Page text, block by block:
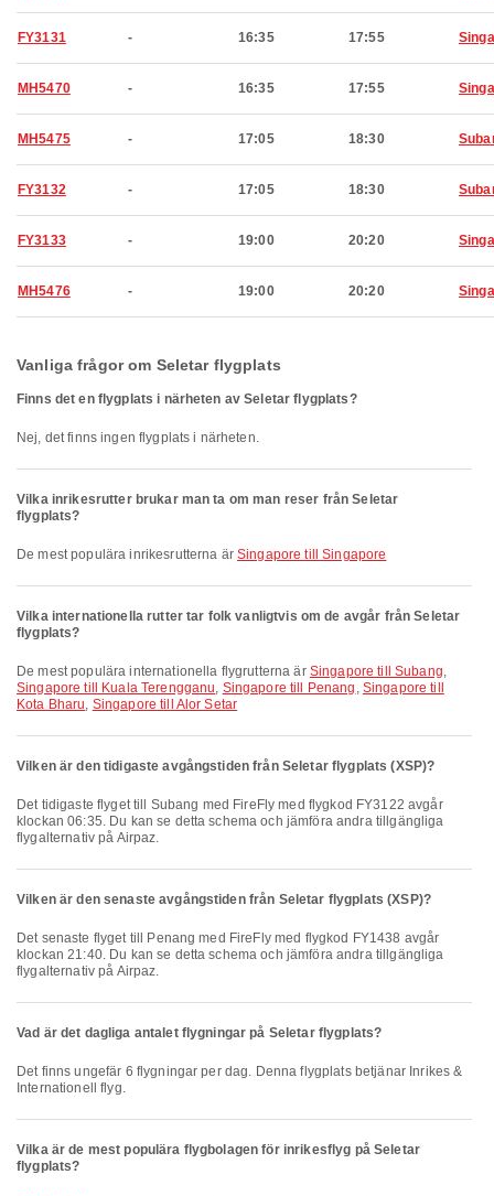
FY3131 - 16:35 17:55
MH5470 - 16:35 17:55
MH5475 - 17:05 18:30
FY3132 - 17:05 18:30
FY3133 - 19:00 20:20
MH5476 - 19:00 20:20
Vanliga frågor om Seletar flygplats
Finns det en flygplats i närheten av Seletar flygplats?
Nej, det finns ingen flygplats i närheten.
Vilka inrikesrutter brukar man ta om man reser från Seletar
flygplats?
De mest populära inrikesrutterna ärSingapore till Singapore
Vilka internationella rutter tar folk vanligtvis om de avgår från Seletar
flygplats?
De mest populära internationella flygrutterna är Singapore till Subang,
Singapore till Kuala Terengganu, Singapore till Penang , Singapore till
Kota Bharu, Singapore till Alor Setar
Vilken är den tidigaste avgångstiden från Seletar flygplats (XSP)?
Det tidigaste flyget till Subang med FireFly med flygkod FY3122 avgår
klockan 06:35. Du kan se detta schema och jämföra andra tillgängliga
flygalternativ på Airpaz.
Vilken är den senaste avgångstiden från Seletar flygplats (XSP)?
Det senaste flyget till Penang med FireFly med flygkod FY1438 avgår
klockan 21:40. Du kan se detta schema och jämföra andra tillgängliga
flygalternativ på Airpaz.
Vad är det dagliga antalet flygningar på Seletar flygplats?
Det finns ungefär 6 flygningar per dag. Denna flygplats betjänar Inrikes &
Internationell flyg.
Vilka är de mest populära flygbolagen för inrikesflyg på Seletar
flygplats?